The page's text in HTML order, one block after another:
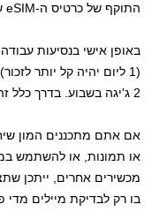
התוקף של כרטיס ה-eSIM שלכם ואת נפח הגלישה איתו הוא מגיע.
2 ג'יגה בשבוע. בדרך כלל זה די והותר.
אם אתם מתכננים המון
או תמונות, או להשתמש
מכשירים אחרים, ייתכן
בו רק לבדיקת מיילים